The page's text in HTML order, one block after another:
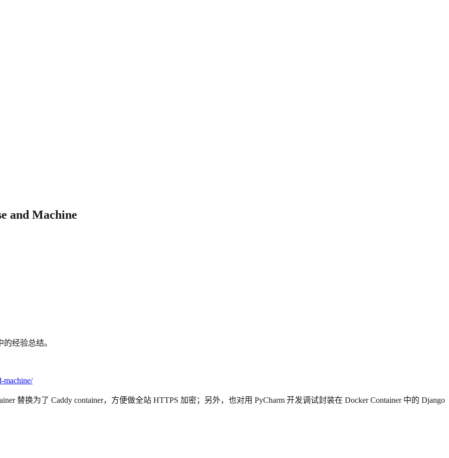
and Machine
的经验总结。
machine/
替换为了 Caddy container，方便做全站 HTTPS 加密；另外，也对用 PyCharm 开发调试封装在 Docker Container 中的 Django